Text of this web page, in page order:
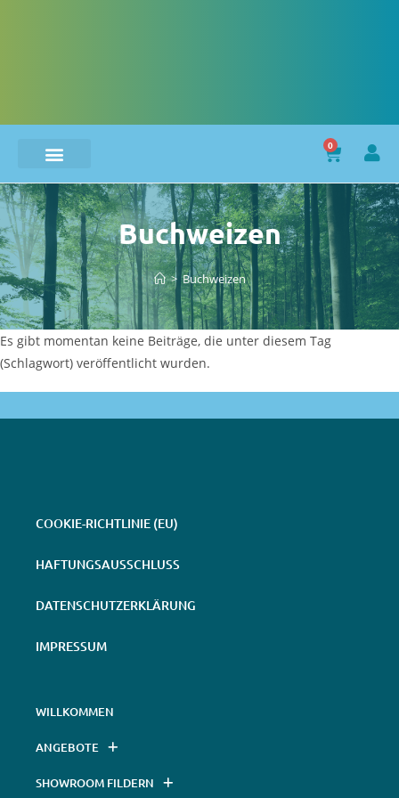
0
Buchweizen
> Buchweizen
Es gibt momentan keine Beiträge, die unter diesem Tag
(Schlagwort) veröffentlicht wurden.
COOKIE-RICHTLINIE (EU)
HAFTUNGSAUSSCHLUSS
DATENSCHUTZERKLÄRUNG
IMPRESSUM
WILLKOMMEN
ANGEBOTE
SHOWROOM FILDERN